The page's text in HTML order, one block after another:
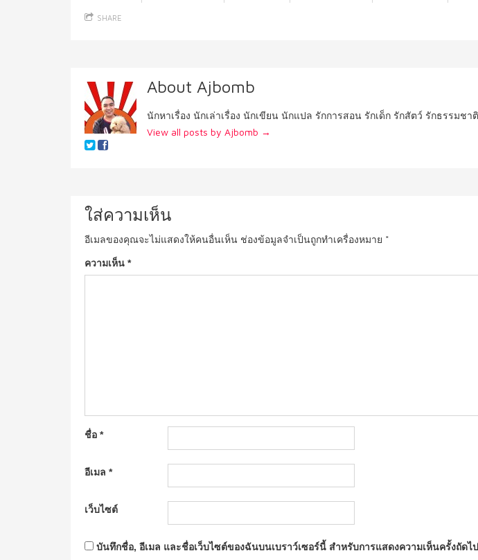
SHARE
About Ajbomb
นักหาเรื่อง นักเล่าเรื่อง นักเขียน นักแปล รักการสอน รักเด็ก รักสัตว์ รักธรรมชา
View all posts by Ajbomb →
ใส่ความเห็น
อีเมลของคุณจะไม่แสดงให้คนอื่นเห็น ช่องข้อมูลจำเป็นถูกทำเครื่องหมาย *
ความเห็น *
ชื่อ *
อีเมล *
เว็บไซต์
บันทึกชื่อ, อีเมล และชื่อเว็บไซต์ของฉันบนเบราว์เซอร์นี้ สำหรับการแสดงความเห็นครั้งถัดไป